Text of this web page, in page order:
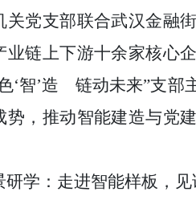
关党支部联合武汉金融
业链上下游十余家核心
‘智’造 链动未来”支部
势，推动智能建造与党
研学：走进智能样板，